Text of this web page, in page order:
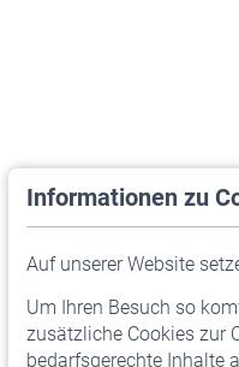
Informationen zu
Auf unserer Website
Um Ihren Besuch so
zusätzliche Cookies zur
bedarfsgerechte Inhalte